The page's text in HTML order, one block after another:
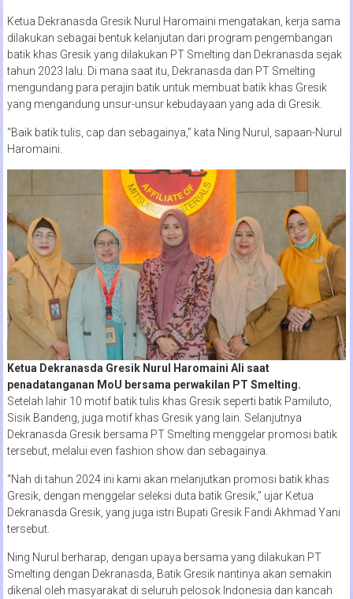
Ketua Dekranasda Gresik Nurul Haromaini mengatakan, kerja sama
dilakukan sebagai bentuk kelanjutan dari program pengembangan
batik khas Gresik yang dilakukan PT Smelting dan Dekranasda sejak
tahun 2023 lalu. Di mana saat itu, Dekranasda dan PT Smelting
mengundang para perajin batik untuk membuat batik khas Gresik
yang mengandung unsur-unsur kebudayaan yang ada di Gresik.
“Baik batik tulis, cap dan sebagainya,” kata Ning Nurul, sapaan-Nurul
Haromaini.
Ketua Dekranasda Gresik Nurul Haromaini Ali saat
penadatanganan MoU bersama perwakilan PT Smelting.
Setelah lahir 10 motif batik tulis khas Gresik seperti batik Pamiluto,
Sisik Bandeng, juga motif khas Gresik yang lain. Selanjutnya
Dekranasda Gresik bersama PT Smelting menggelar promosi batik
tersebut, melalui even fashion show dan sebagainya.
“Nah di tahun 2024 ini kami akan melanjutkan promosi batik khas
Gresik, dengan menggelar seleksi duta batik Gresik,” ujar Ketua
Dekranasda Gresik, yang juga istri Bupati Gresik Fandi Akhmad Yani
tersebut.
Ning Nurul berharap, dengan upaya bersama yang dilakukan PT
Smelting dengan Dekranasda, Batik Gresik nantinya akan semakin
dikenal oleh masyarakat di seluruh pelosok Indonesia dan kancah